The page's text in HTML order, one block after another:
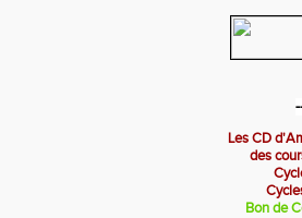
Les CD
des
Bon de